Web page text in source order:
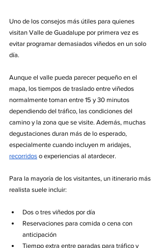
Uno de los consejos más útiles para quienes
visitan Valle de Guadalupe por primera vez es
evitar programar demasiados viñedos en un solo
día.
Aunque el valle pueda parecer pequeño en el
mapa, los tiempos de traslado entre viñedos
normalmente toman entre 15 y 30 minutos
dependiendo del tráfico, las condiciones del
camino y la zona que se visite. Además, muchas
degustaciones duran más de lo esperado,
especialmente cuando incluyen m aridajes,
recorridos o experiencias al atardecer.
Para la mayoría de los visitantes, un itinerario más
realista suele incluir:
Dos o tres viñedos por día
Reservaciones para comida o cena con
anticipación
Tiempo extra entre paradas para tráfico y